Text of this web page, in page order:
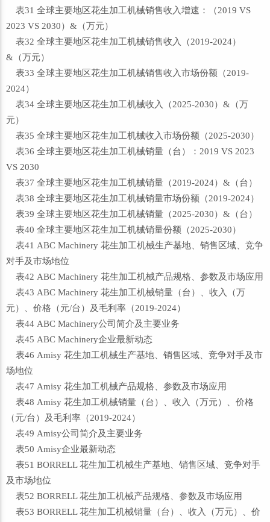
表31 全球主要地区花生加工机械销售收入增速：（2019 VS
2023 VS 2030）&（万元）
表32 全球主要地区花生加工机械销售收入（2019-2024）
&（万元）
表33 全球主要地区花生加工机械销售收入市场份额（2019-
2024）
表34 全球主要地区花生加工机械收入（2025-2030）&（万
元）
表35 全球主要地区花生加工机械收入市场份额（2025-2030）
表36 全球主要地区花生加工机械销量（台）：2019 VS 2023
VS 2030
表37 全球主要地区花生加工机械销量（2019-2024）&（台）
表38 全球主要地区花生加工机械销量市场份额（2019-2024）
表39 全球主要地区花生加工机械销量（2025-2030）&（台）
表40 全球主要地区花生加工机械销量份额（2025-2030）
表41 ABC Machinery 花生加工机械生产基地、销售区域、竞争
对手及市场地位
表42 ABC Machinery 花生加工机械产品规格、参数及市场应用
表43 ABC Machinery 花生加工机械销量（台）、收入（万
元）、价格（元/台）及毛利率（2019-2024）
表44 ABC Machinery公司简介及主要业务
表45 ABC Machinery企业最新动态
表46 Amisy 花生加工机械生产基地、销售区域、竞争对手及市
场地位
表47 Amisy 花生加工机械产品规格、参数及市场应用
表48 Amisy 花生加工机械销量（台）、收入（万元）、价格
（元/台）及毛利率（2019-2024）
表49 Amisy公司简介及主要业务
表50 Amisy企业最新动态
表51 BORRELL 花生加工机械生产基地、销售区域、竞争对手
及市场地位
表52 BORRELL 花生加工机械产品规格、参数及市场应用
表53 BORRELL 花生加工机械销量（台）、收入（万元）、价